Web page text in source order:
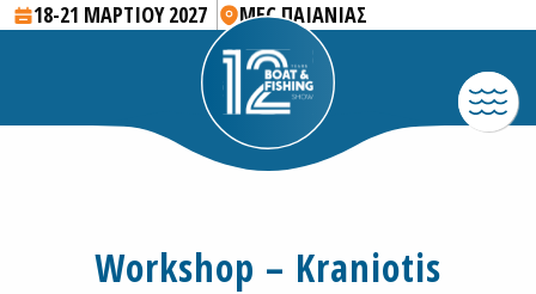
18-21 ΜΑΡΤΙΟΥ 2027 MEC ΠΑΙΑΝΙΑΣ
Workshop – Kraniotis